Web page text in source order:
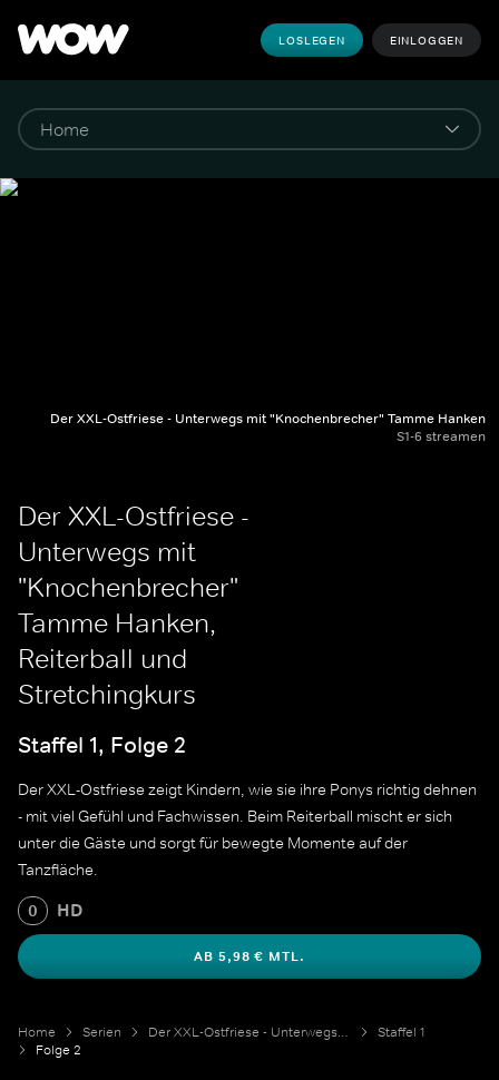
LOSLEGEN EINLOGGEN
Der XXL-Ostfriese - Unterwegs mit "Knochenbrecher" Tamme Hanken
S1-6 streamen
Der XXL-Ostfriese -
Unterwegs mit
"Knochenbrecher"
Tamme Hanken,
Reiterball und
Stretchingkurs
Staffel 1, Folge 2
Der XXL-Ostfriese zeigt Kindern, wie sie ihre Ponys richtig dehnen
- mit viel Gefühl und Fachwissen. Beim Reiterball mischt er sich
unter die Gäste und sorgt für bewegte Momente auf der
Tanzfläche.
0 HD
AB 5,98 € MTL.
Home Serien Der XXL-Ostfriese - Unterwegs mit "Knochenbrecher" Tamme Hanken
Staffel 1
Folge 2